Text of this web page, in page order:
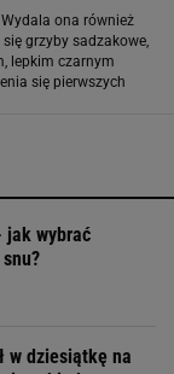
ona również
grzyby sadzakowe,
lepkim czarnym
się pierwszych
jak wybrać
w dziesiątkę na